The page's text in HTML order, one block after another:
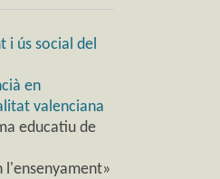
i ús social del
en
valenciana
educatiu de
l'ensenyament»